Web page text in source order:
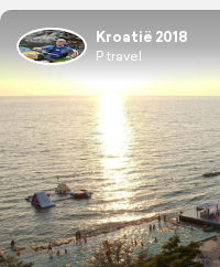
Kroatië 2018
P travel